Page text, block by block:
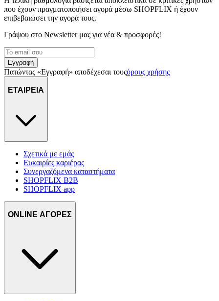
διαφημίσεων και περιεχομένου, τις μετρήσεις σχετικά με
διαφημίσεις και περιεχόμενο, την καλύτερη εικόνα του κοινού
πληροφορίες σχετικά με την από μέρους σας χρήση της
δικτύωσης, διαφημίσεων και ανάλυσης.
που έχουν πραγματοποιήσει αγορά μέσω SHOPFLIX ή έχουν
επιβεβαιώσει την αγορά τους.
Γράψου στο Νewsletter μας για νέα & προσφορές!
Εγγραφή
Πατώντας «Εγγραφή» αποδέχεσαι τουςόρους χρήσης
ΕΤΑΙΡΕΙΑ
Σχετικά με εμάς
Ευκαιρίες καριέρας
Συνεργαζόμενα καταστήματα
SHOPFLIX B2B
SHOPFLIX app
ONLINE ΑΓΟΡΕΣ